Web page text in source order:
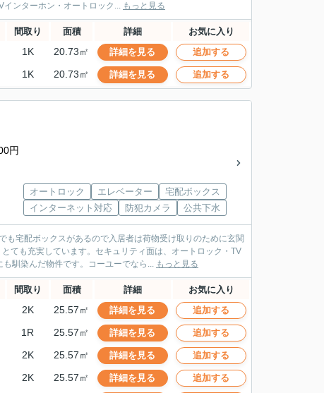
ンターホン・オートロック... もっと見る
間取り 面積 詳細 お気に入り
1K 20.73㎡ 詳細を見る 追加する
1K 20.73㎡ 詳細を見る 追加する
円
オートロック エレベーター
宅配ボックス
インターネット対応
防犯カメラ 公共下水
宅配ボックスがあるので入居者は荷物受け取りのために玄関
ても充実しています。セキュリティ面は、オートロック・TV
馴染んだ物件です。コーユーでなら... もっと見る
間取り 面積 詳細 お気に入り
2K 25.57㎡ 詳細を見る 追加する
1R 25.57㎡ 詳細を見る 追加する
2K 25.57㎡ 詳細を見る 追加する
2K 25.57㎡ 詳細を見る 追加する